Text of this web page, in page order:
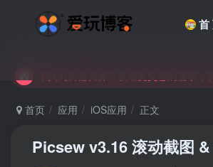
首
未找到所需资源？欢迎提交您的需求，
首页 应用 iOS应用 正文
Picsew v3.16 滚动截图